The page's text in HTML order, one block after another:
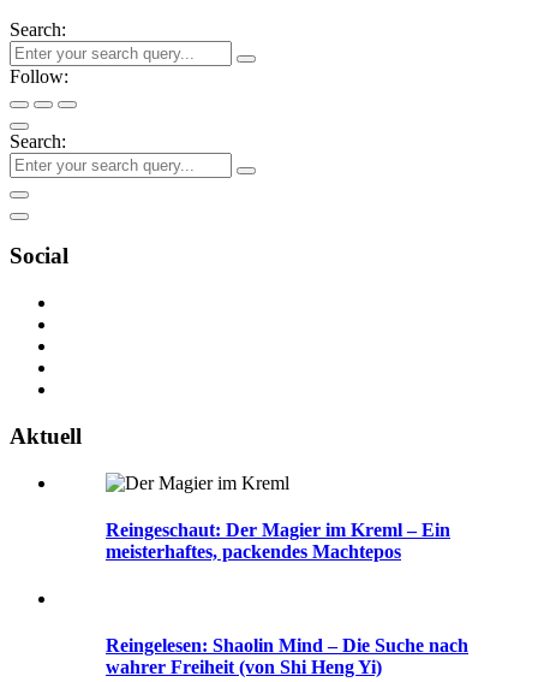
Search:
Follow:
Search:
Social
Aktuell
Reingeschaut: Der Magier im Kreml – Ein
meisterhaftes, packendes Machtepos
Reingelesen: Shaolin Mind – Die Suche nach
wahrer Freiheit (von Shi Heng Yi)